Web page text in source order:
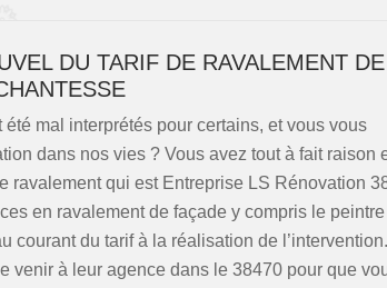
DU TARIF DE RAVALEMENT DE
mal interprétés pour certains, et vous vous
dans nos vies ? Vous avez tout à fait raison
ravalement qui est Entreprise LS Rénovation
en ravalement de façade y compris le peintre
courant du tarif à la réalisation de l’intervention.
venir à leur agence dans le 38470 pour que